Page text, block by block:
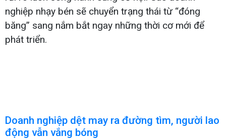
nghiệp nhạy bén sẽ chuyển trạng thái từ “đóng
băng” sang nắm bắt ngay những thời cơ mới để
phát triển.
Doanh nghiệp dệt may ra đường tìm, người lao
động vẫn vắng bóng